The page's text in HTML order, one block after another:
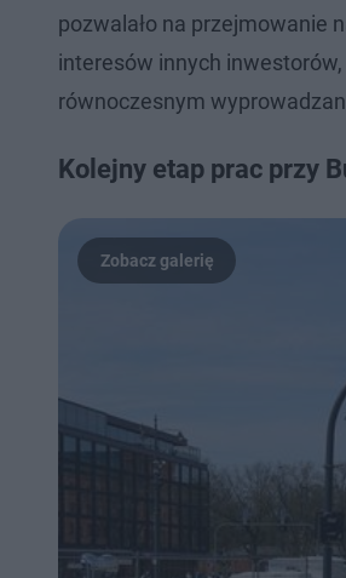
pozwalało na przejmowanie
interesów innych
równoczesnym
Kolejny etap prac przy